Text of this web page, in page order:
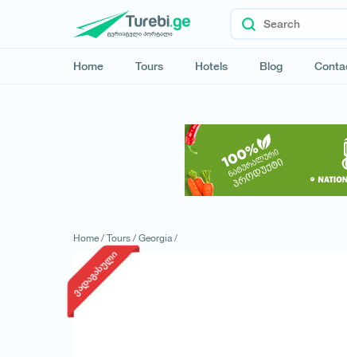
Home Tours Hotels Blog
Home / Tours / Georgia /
ვადაგასული